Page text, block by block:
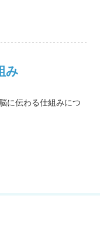
み
に伝わる仕組みにつ